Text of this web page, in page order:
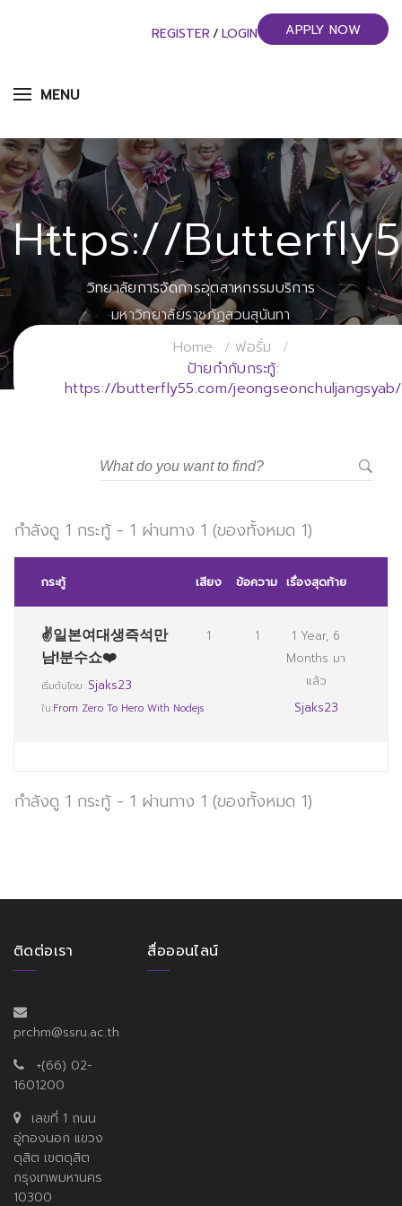
MENU
REGISTER / LOGIN APPLY NOW
Https://
วิทยาลัยการจัดการอุตสาหกรรมบริการ
มหาวิทยาลัยราชภัฏสวนสุนันทา
Home
ฟอรั่ม
ป้ายกำกับกระทู้:
https://butterfly55.com/jeongseonchuljangsyab/
กำลังดู 1 กระทู้ - 1 ผ่านทาง 1 (ของทั้งหมด 1)
กระทู้ เสียง ข้อความ เรื่องสุดท้าย
✌일본여대생즉석만
남!분수쇼❤️
เริ่มต้นโดย: Sjaks23
ใน:From Zero To Hero With Nodejs
1 1
1 Year, 6
Months มา
แล้ว
Sjaks23
กำลังดู 1 กระทู้ - 1 ผ่านทาง 1 (ของทั้งหมด 1)
ติดต่อเรา
prchm@ssru.ac.th
+(66) 02-
1601200
เลขที่ 1 ถนน
อู่ทองนอก แขวง
ดุสิต เขตดุสิต
กรุงเทพมหานคร
10300
สื่อออนไลน์